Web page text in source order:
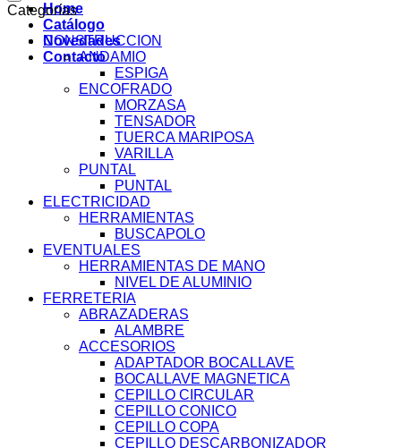
Home
Catálogo
Novedades
Contacto
Categorías
CONSTRUCCION
ANDAMIO
ESPIGA
ENCOFRADO
MORZASA
TENSADOR
TUERCA MARIPOSA
VARILLA
PUNTAL
PUNTAL
ELECTRICIDAD
HERRAMIENTAS
BUSCAPOLO
EVENTUALES
HERRAMIENTAS DE MANO
NIVEL DE ALUMINIO
FERRETERIA
ABRAZADERAS
ALAMBRE
ACCESORIOS
ADAPTADOR BOCALLAVE
BOCALLAVE MAGNETICA
CEPILLO CIRCULAR
CEPILLO CONICO
CEPILLO COPA
CEPILLO DESCARBONIZADOR